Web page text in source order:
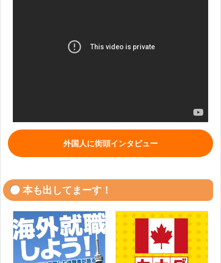
外国人に街頭インタビュー
本も出してまーす！